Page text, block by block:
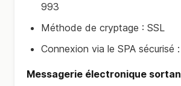
993
Méthode de cryptage : SSL
Connexion via le SPA sécurisé
Messagerie électronique